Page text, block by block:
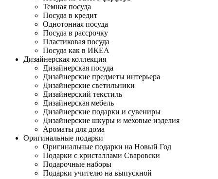
Темная посуда
Посуда в кредит
Однотонная посуда
Посуда в рассрочку
Пластиковая посуда
Посуда как в ИКЕА
Дизайнерская коллекция
Дизайнерская посуда
Дизайнерские предметы интерьера
Дизайнерские светильники
Дизайнерский текстиль
Дизайнерская мебель
Дизайнерские подарки и сувениры
Дизайнерские шкуры и меховые изделия
Ароматы для дома
Оригинальные подарки
Оригинальные подарки на Новый Год
Подарки с кристаллами Сваровски
Подарочные наборы
Подарки учителю на выпускной